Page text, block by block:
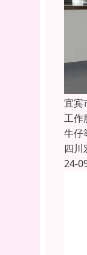
宜宾
工作
牛仔
四川
24-